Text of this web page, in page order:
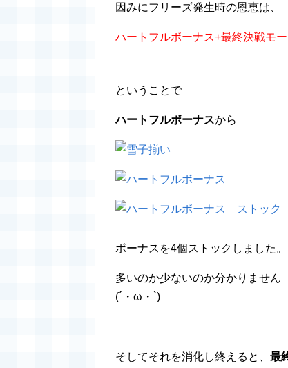
因みにフリーズ発生時の恩恵は、
ハートフルボーナス+最終決戦モ
ということで
ハートフルボーナスから
ボーナスを4個ストックしました。
多いのか少ないのか分かりません
(´・ω・`)
そしてそれを消化し終えると、 最